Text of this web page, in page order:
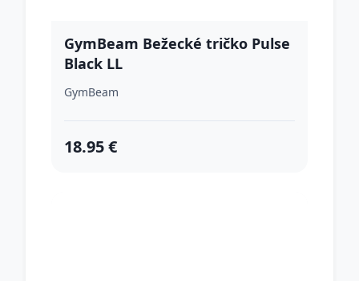
GymBeam Bežecké tričko Pulse
Black LL
GymBeam
18.95 €